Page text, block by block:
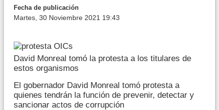
Fecha de publicación
Martes, 30 Noviembre 2021 19:43
David Monreal tomó la protesta a los titulares de
estos organismos
El gobernador David Monreal tomó protesta a
quienes tendrán la función de prevenir, detectar y
sancionar actos de corrupción